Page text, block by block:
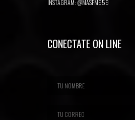
INSTAGRAM: @MASFM959
CONECTATE ON LINE